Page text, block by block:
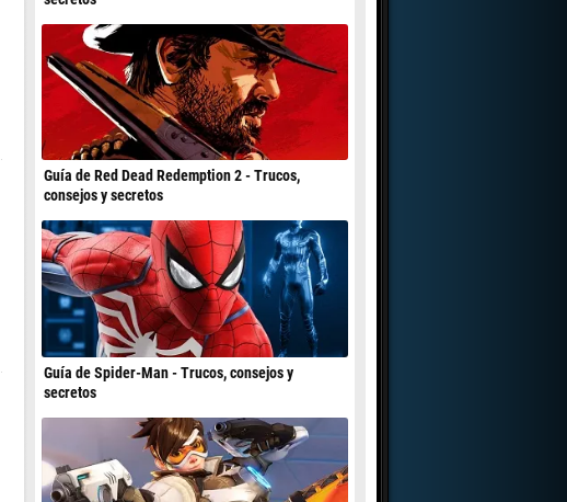
Guía de Red Dead Redemption 2 - Trucos,
consejos y secretos
Guía de Spider-Man - Trucos, consejos y
secretos